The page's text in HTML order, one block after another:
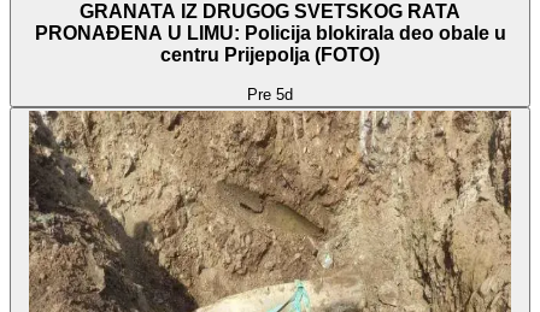
GRANATA IZ DRUGOG SVETSKOG RATA
PRONAĐENA U LIMU: Policija blokirala deo obale u
centru Prijepolja (FOTO)
Pre 5d